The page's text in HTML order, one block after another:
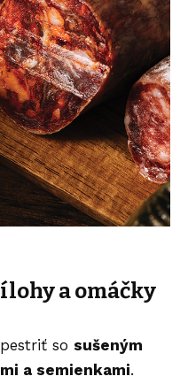
a omáčky
so sušeným
a semienkami.